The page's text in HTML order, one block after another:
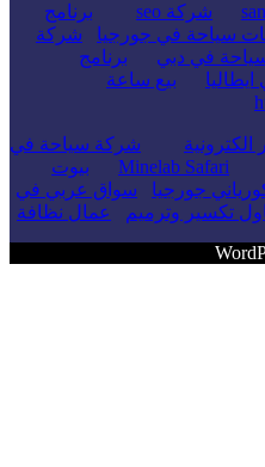
شركة seo
برنامج
في جورجيا
شركة
في دبي
برنامج
بيع ساعة
شركة سياحة في
Minelab Safari
بيوت
جورجيا
سواق عربي في
وترميم عمال نظافة